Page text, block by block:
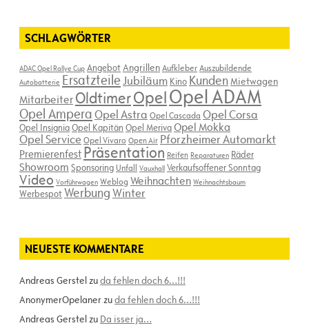
SCHLAGWÖRTER
ADAC Opel Rallye Cup AngebotAngrillenAufkleberAuszubildende
Autobatterie ErsatzteileJubiläum Kino KundenMietwagen
Mitarbeiter OldtimerOpelOpel ADAM
Opel AmperaOpel Astra Opel Cascada Opel Corsa
Opel InsigniaOpel Kapitän Opel MerivaOpel Mokka
Opel ServiceOpel Vivaro Open Air Pforzheimer Automarkt
Premierenfest Präsentation Reifen Reparaturen Räder
Showroom Sponsoring Unfall Vauxhall Verkaufsoffener Sonntag
Video Vorführwagen Weblog Weihnachten Weihnachtsbaum
WerbespotWerbungWinter
NEUESTE KOMMENTARE
Andreas Gerstelzuda fehlen doch 6…!!!
AnonymerOpelanerzuda fehlen doch 6…!!!
Andreas Gerstelzu Da isser ja…